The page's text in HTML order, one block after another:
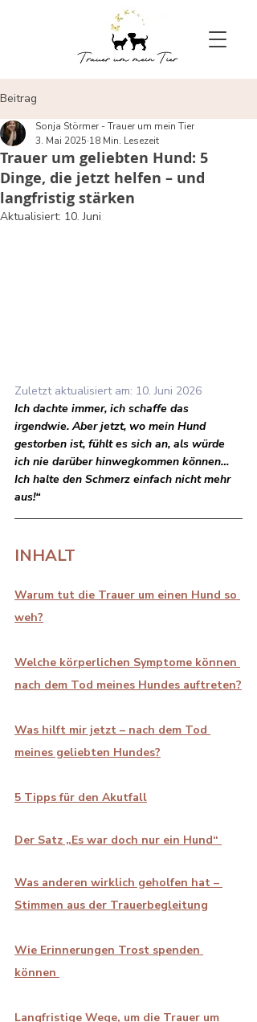
Beitrag
Trauer um geliebten Hund: 5
Dinge, die jetzt helfen – und
langfristig stärken
Sonja Störmer - Trauer um mein Tier
3. Mai 2025 18 Min. Lesezeit
Aktualisiert: 10. Juni
Zuletzt aktualisiert am: 10. Juni 2026
Ich dachte immer, ich schaffe das
irgendwie. Aber jetzt, wo mein Hund
gestorben ist, fühlt es sich an, als würde
ich nie darüber hinwegkommen können…
Ich halte den Schmerz einfach nicht mehr
aus!“
INHALT
Warum tut die Trauer um einen Hund so
weh?
Welche körperlichen Symptome können
nach dem Tod meines Hundes auftreten?
Was hilft mir jetzt – nach dem Tod
meines geliebten Hundes?
5 Tipps für den Akutfall
Der Satz „Es war doch nur ein Hund“
Was anderen wirklich geholfen hat –
Stimmen aus der Trauerbegleitung
Wie Erinnerungen Trost spenden
können
Langfristige Wege, um die Trauer um